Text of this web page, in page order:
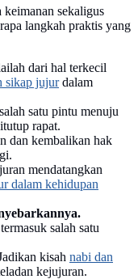
sekaligus
langkah praktis yang
dari hal terkecil
sikap jujurdalam
satu pintu menuju
rapat.
dan kembalikan hak
mendatangkan
dalam kehidupan
salah satu
kisah nabi dan
kejujuran.